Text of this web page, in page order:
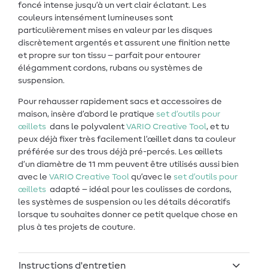
foncé intense jusqu’à un vert clair éclatant. Les
couleurs intensément lumineuses sont
particulièrement mises en valeur par les disques
discrètement argentés et assurent une finition nette
et propre sur ton tissu – parfait pour entourer
élégamment cordons, rubans ou systèmes de
suspension.
Pour rehausser rapidement sacs et accessoires de
maison, insère d’abord le pratique set d’outils pour
œillets dans le polyvalent VARIO Creative Tool, et tu
peux déjà fixer très facilement l’œillet dans ta couleur
préférée sur des trous déjà pré-percés. Les œillets
d’un diamètre de 11 mm peuvent être utilisés aussi bien
avec le VARIO Creative Tool qu’avec le set d’outils pour
œillets adapté – idéal pour les coulisses de cordons,
les systèmes de suspension ou les détails décoratifs
lorsque tu souhaites donner ce petit quelque chose en
plus à tes projets de couture.
Instructions d'entretien